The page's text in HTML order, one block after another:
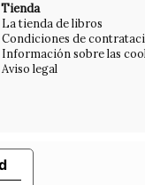
Tienda
La tienda de libros
Condiciones de
Información sobre las
Aviso legal